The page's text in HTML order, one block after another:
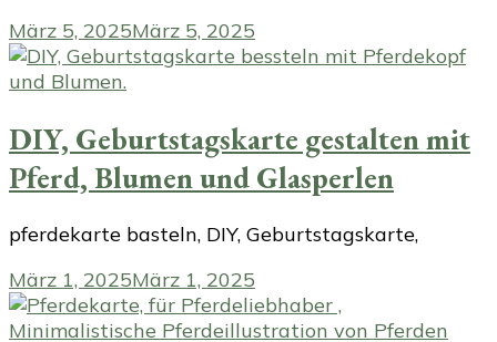
März 5, 2025März 5, 2025
DIY, Geburtstagskarte gestalten mit
Pferd, Blumen und Glasperlen
pferdekarte basteln, DIY, Geburtstagskarte,
März 1, 2025März 1, 2025